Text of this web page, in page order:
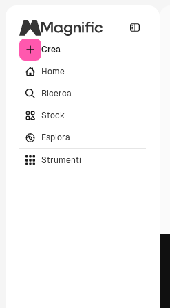
Crea
Home
Ricerca
Stock
Esplora
Strumenti